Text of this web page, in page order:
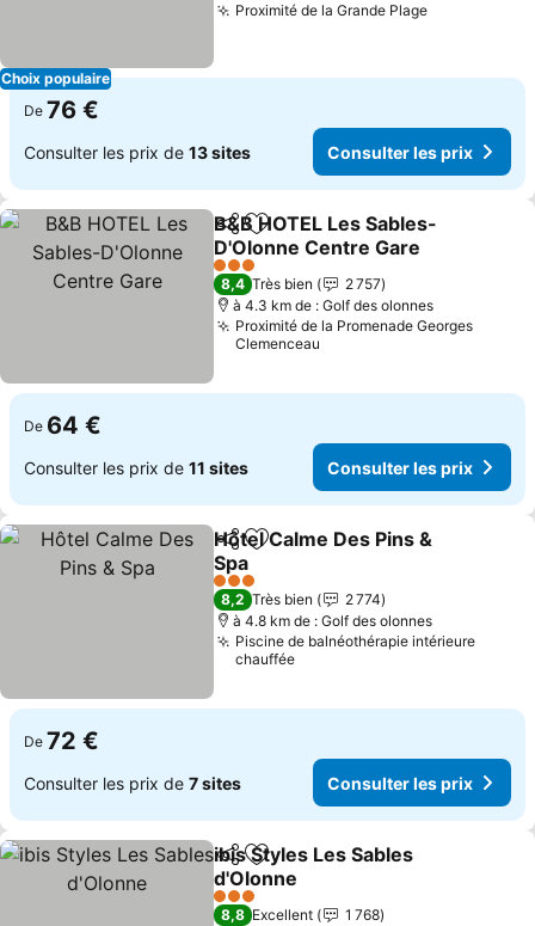
Choix populaire
Proximité de la Grande Plage
De 76 €
Consulter les prix de 13 sites Consulter les prix
PartagerAjouter à mes favoris
B&B HOTEL Les Sables-
D'Olonne Centre Gare
3 Étoiles
8,4 Très bien
2 757
à 4.3 km de : Golf des olonnes
Proximité de la Promenade Georges
Clemenceau
De 64 €
Consulter les prix de 11 sites Consulter les prix
PartagerAjouter à mes favoris
Hôtel Calme Des Pins &
Spa
3 Étoiles
8,2 Très bien
2 774
à 4.8 km de : Golf des olonnes
Piscine de balnéothérapie intérieure
chauffée
De 72 €
Consulter les prix de 7 sites Consulter les prix
PartagerAjouter à mes favoris
ibis Styles Les Sables
d'Olonne
3 Étoiles
8,8 Excellent
1 768